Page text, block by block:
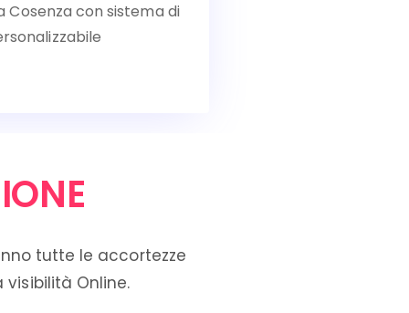
Cosenza con sistema di
tutte le accortezze
Online.